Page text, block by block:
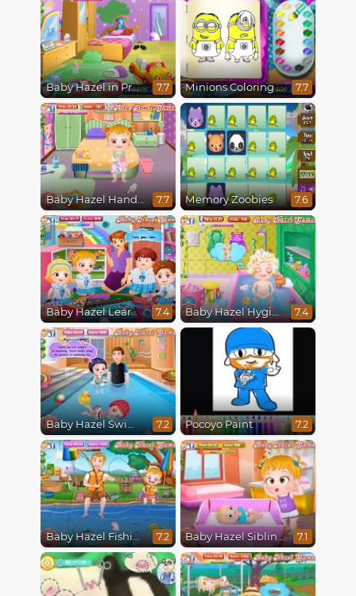
Baby Hazel in Preschool 7.7 Minions Coloring Book 7.7
Baby Hazel Hand Fracture 7.7 Memory Zoobies 7.6
Baby Hazel Learns Vehicles 7.4 Baby Hazel Hygiene 7.4
Baby Hazel Swimming 7.2 Pocoyo Paint 7.2
Baby Hazel Fishing Time 7.2 Baby Hazel Siblings Day 7.1